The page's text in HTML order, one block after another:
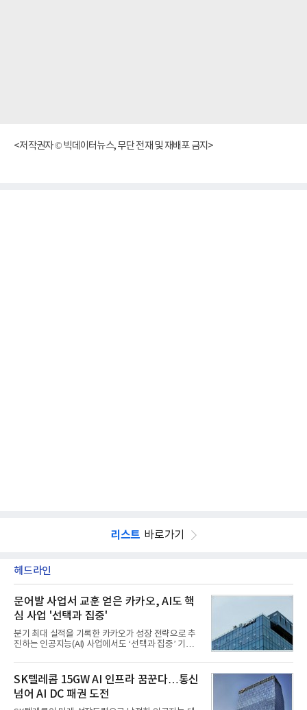
<저작권자 © 빅데이터뉴스, 무단 전재 및 재배포 금지>
리스트 바로가기
헤드라인
문어발 사업서 교훈 얻은 카카오, AI도 핵
심 사업 '선택과 집중'
분기 최대 실적을 기록한 카카오가 성장 전략으로 추
진하는 인공지능(AI) 사업에서도 ‘선택과 집중’ 기조
라 투자에 나서는 것과 달리, 카카오는 ‘카카오톡’이
라는 플랫폼 경쟁력을 활용한 AI 에이전트 서비스에
집중하는 전략이다. 과거 무리한 사업 확장 과정에서
겪었던 시행착오를 되풀이하지 않고 핵심 역량에 집
중하겠다는 취지로 풀이된다.7일 업계에 따르면 카카
SK텔레콤 15GW AI 인프라 꿈꾼다…통신
넘어 AI DC 패권 도전